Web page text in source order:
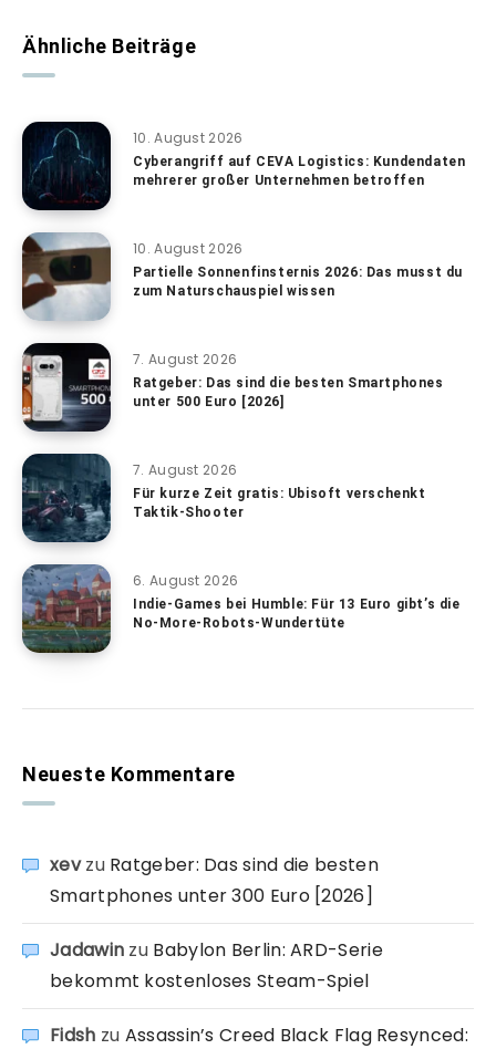
Ähnliche Beiträge
10. August 2026
Cyberangriff auf CEVA Logistics: Kundendaten
mehrerer großer Unternehmen betroffen
10. August 2026
Partielle Sonnenfinsternis 2026: Das musst du
zum Naturschauspiel wissen
7. August 2026
Ratgeber: Das sind die besten Smartphones
unter 500 Euro [2026]
7. August 2026
Für kurze Zeit gratis: Ubisoft verschenkt
Taktik-Shooter
6. August 2026
Indie-Games bei Humble: Für 13 Euro gibt’s die
No-More-Robots-Wundertüte
Neueste Kommentare
xevzu Ratgeber: Das sind die besten
Smartphones unter 300 Euro [2026]
Jadawin zu Babylon Berlin: ARD-Serie
bekommt kostenloses Steam-Spiel
Fidsh zu Assassin’s Creed Black Flag Resynced: